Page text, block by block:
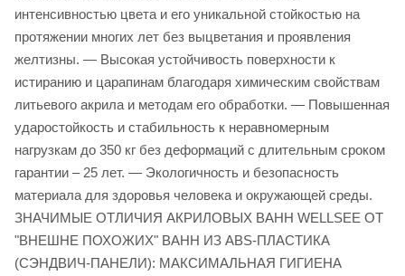
интенсивностью цвета и его уникальной стойкостью на
протяжении многих лет без выцветания и проявления
желтизны. — Высокая устойчивость поверхности к
истиранию и царапинам благодаря химическим свойствам
литьевого акрила и методам его обработки. — Повышенная
ударостойкость и стабильность к неравномерным
нагрузкам до 350 кг без деформаций с длительным сроком
гарантии – 25 лет. — Экологичность и безопасность
материала для здоровья человека и окружающей среды.
ЗНАЧИМЫЕ ОТЛИЧИЯ АКРИЛОВЫХ ВАНН WELLSEE ОТ
"ВНЕШНЕ ПОХОЖИХ" ВАНН ИЗ ABS-ПЛАСТИКА
(СЭНДВИЧ-ПАНЕЛИ): МАКСИМАЛЬНАЯ ГИГИЕНА